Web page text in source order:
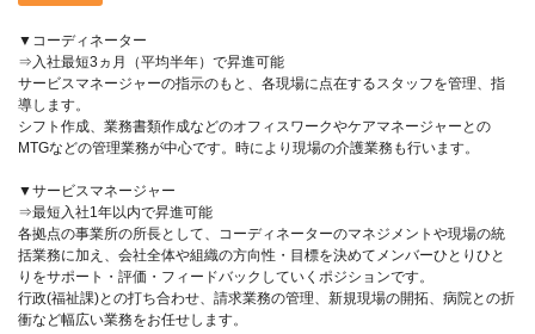
▼コーディネーター
⇒入社最短3ヵ月（平均半年）で昇進可能
サービスマネージャーの指示のもと、各現場に点在するスタッフを管理、指
導します。
シフト作成、業務書類作成などのオフィスワークやケアマネージャーとの
MTGなどの管理業務が中心です。時により現場の介護業務も行います。
▼サービスマネージャー
⇒最短入社1年以内で昇進可能
各拠点の事業所の所長として、コーディネーターのマネジメントや現場の統
括業務に加え、会社全体や組織の方向性・目標を決めてメンバーひとりひと
りをサポート・評価・フィードバックしていくポジションです。
行政(福祉課)との打ち合わせ、請求業務の管理、新規現場の開拓、病院との折
衝など幅広い業務をお任せします。